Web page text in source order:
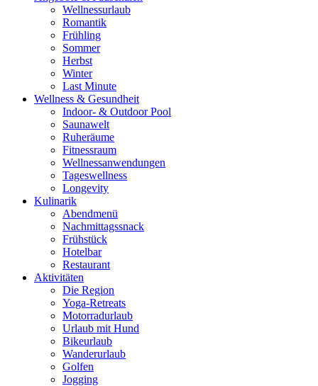
Wellnessurlaub
Romantik
Frühling
Sommer
Herbst
Winter
Last Minute
Wellness & Gesundheit
Indoor- & Outdoor Pool
Saunawelt
Ruheräume
Fitnessraum
Wellness­anwendungen
Tageswellness
Longevity
Kulinarik
Abendmenü
Nachmittagssnack
Frühstück
Hotelbar
Restaurant
Aktivitäten
Die Region
Yoga-Retreats
Motorradurlaub
Urlaub mit Hund
Bikeurlaub
Wanderurlaub
Golfen
Jogging